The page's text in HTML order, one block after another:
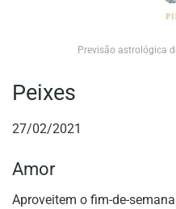
Previsão astrológica
Peixes
27/02/2021
Amor
Aproveitem o fim-de-